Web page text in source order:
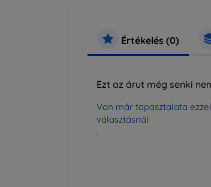
Értékelés (0)
Ezt az árut még senki
Van már tapasztalata
választásnál
.